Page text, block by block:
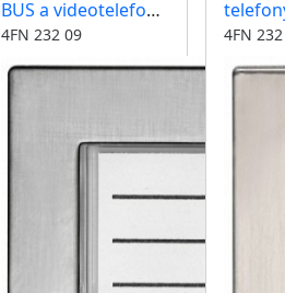
BUS a videotelefony
jeden modul barva
4FN 232 09 4FN